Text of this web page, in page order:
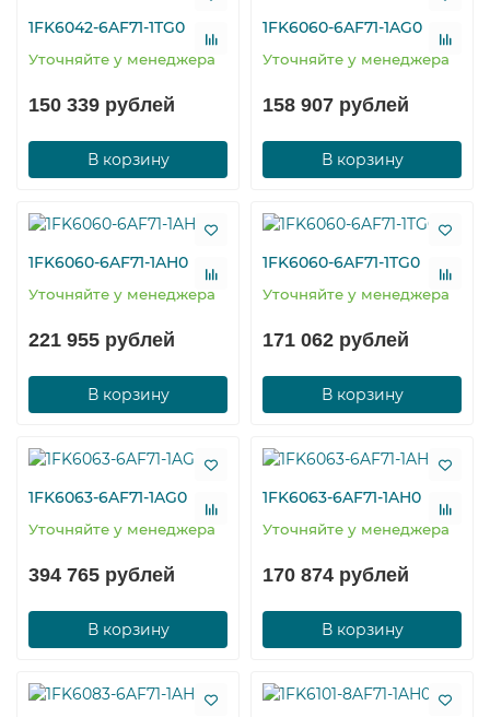
1FK6042-6AF71-1TG0
Уточняйте у менеджера
150 339 рублей
В корзину
1FK6060-6AF71-1AG0
Уточняйте у менеджера
158 907 рублей
В корзину
1FK6060-6AF71-1AH0
Уточняйте у менеджера
221 955 рублей
В корзину
1FK6060-6AF71-1TG0
Уточняйте у менеджера
171 062 рублей
В корзину
1FK6063-6AF71-1AG0
Уточняйте у менеджера
394 765 рублей
В корзину
1FK6063-6AF71-1AH0
Уточняйте у менеджера
170 874 рублей
В корзину